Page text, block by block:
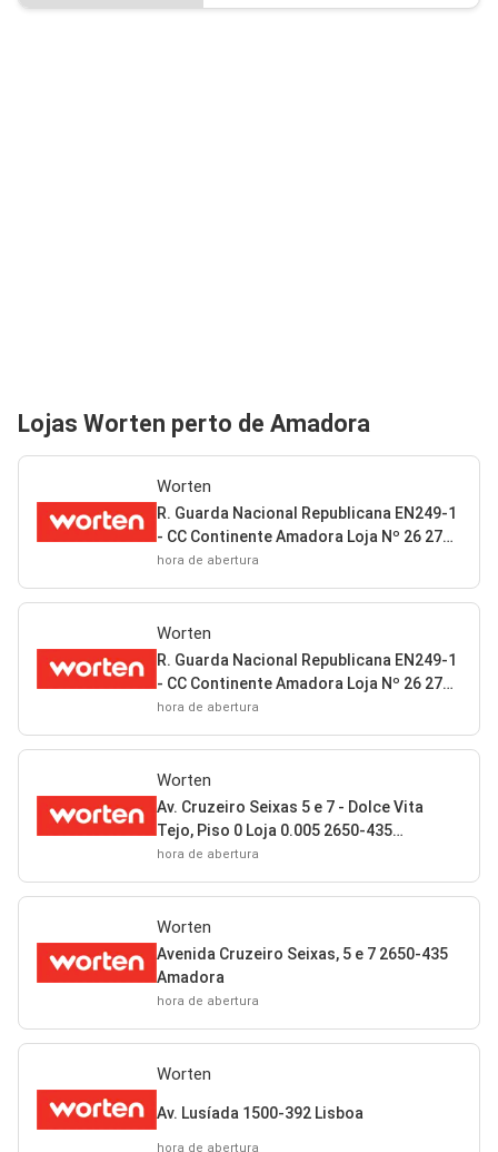
Lojas Worten perto de Amadora
Worten
R. Guarda Nacional Republicana EN249-1
- CC Continente Amadora Loja Nº 26 2720
Amadora
hora de abertura
Worten
R. Guarda Nacional Republicana EN249-1
- CC Continente Amadora Loja Nº 26 2720
Amadora
hora de abertura
Worten
Av. Cruzeiro Seixas 5 e 7 - Dolce Vita
Tejo, Piso 0 Loja 0.005 2650-435
Amadora
hora de abertura
Worten
Avenida Cruzeiro Seixas, 5 e 7 2650-435
Amadora
hora de abertura
Worten
Av. Lusíada 1500-392 Lisboa
hora de abertura